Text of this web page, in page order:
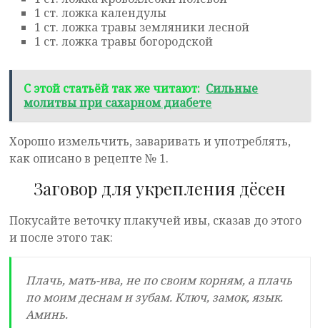
1 ст. ложка календулы
1 ст. ложка травы земляники лесной
1 ст. ложка травы богородской
С этой статьёй так же читают: Сильные
молитвы при сахарном диабете
Хорошо измельчить, заваривать и употреблять,
как описано в рецепте № 1.
Заговор для укрепления дёсен
Покусайте веточку плакучей ивы, сказав до этого
и после этого так:
Плачь, мать-ива, не по своим корням, а плачь
по моим деснам и зубам. Ключ, замок, язык.
Аминь.